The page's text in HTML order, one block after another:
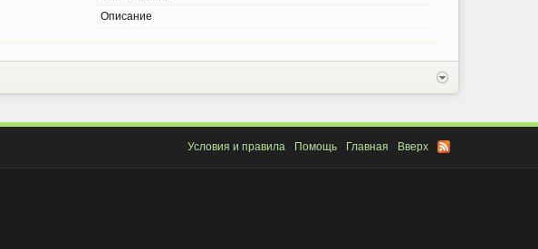
Описание
Условия и правила Помощь Главная Вверх